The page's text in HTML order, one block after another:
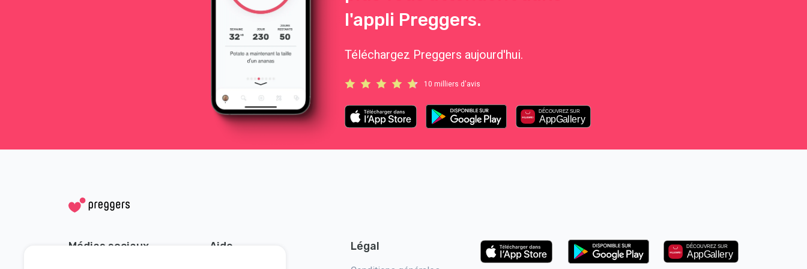
l'appli Preggers.
Téléchargez Preggers aujourd'hui.
10 milliers d'avis
Médias sociaux Aide Légal